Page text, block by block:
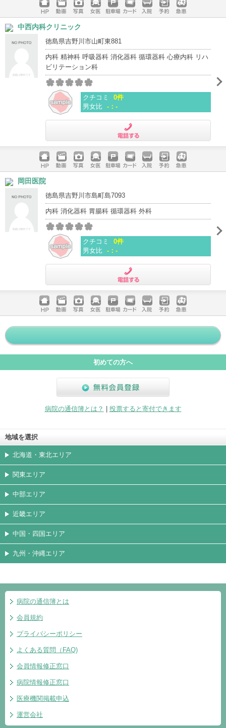
ホームペ
ージ
動画 写真 女医 駐車場
クレジッ
入院 予約 急患
中西内科クリニック
徳島県吉野川市山町東881
内科 精神科 呼吸器科 消化器科 循環器科 心療内科 リハ
ビリテーション科
クチコミ
0件
男女比 -：-
ホームペ
ージ
動画 写真 女医 駐車場
クレジッ
入院 予約 急患
岡田医院
徳島県吉野川市島町島7093
内科 消化器科 胃腸科 循環器科 外科
クチコミ
0件
男女比 -：-
ホームペ
ージ
動画 写真 女医 駐車場
クレジッ
トカード
入院 予約 急患
初めての方へ
病院の通信簿とは？
投票すると寄付できます
地域を選択
北海道・東北エリア
関東エリア
中部エリア
近畿エリア
中国・四国エリア
九州・沖縄エリア
病院の通信簿とは
会員規約
プライバシーポリシー
よくある質問（FAQ)
会員情報修正窓口
病院情報修正窓口
医療機関掲載申込
運営会社